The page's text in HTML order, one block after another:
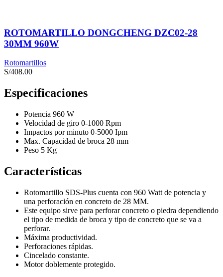
ROTOMARTILLO DONGCHENG DZC02-28
30MM 960W
Rotomartillos
S/408.00
Especificaciones
Potencia 960 W
Velocidad de giro 0-1000 Rpm
Impactos por minuto 0-5000 Ipm
Max. Capacidad de broca 28 mm
Peso 5 Kg
Características
Rotomartillo SDS-Plus cuenta con 960 Watt de potencia y
una perforación en concreto de 28 MM.
Este equipo sirve para perforar concreto o piedra dependiendo
el tipo de medida de broca y tipo de concreto que se va a
perforar.
Máxima productividad.
Perforaciones rápidas.
Cincelado constante.
Motor doblemente protegido.